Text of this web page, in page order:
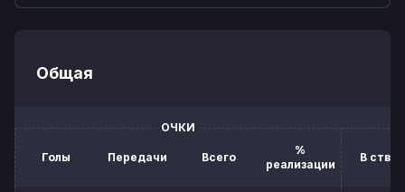
Общая
ОЧКИ
Голы Передачи Всего
%
реализации
В створ